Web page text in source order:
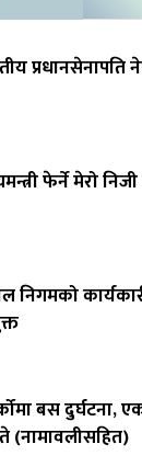
फेर्ने मेरो
बस दुर्घटना,
(नामावलीसहित)